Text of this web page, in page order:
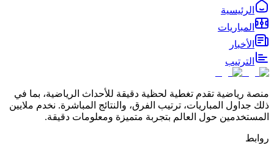
الرئيسية
المباريات
الأخبار
الترتيب
منصة رياضية تقدم تغطية لحظية دقيقة للأحداث الرياضية، بما في
ذلك جداول المباريات، ترتيب الفرق، والنتائج المباشرة. نخدم ملايين
المستخدمين حول العالم بتجربة متميزة ومعلومات دقيقة.
روابط